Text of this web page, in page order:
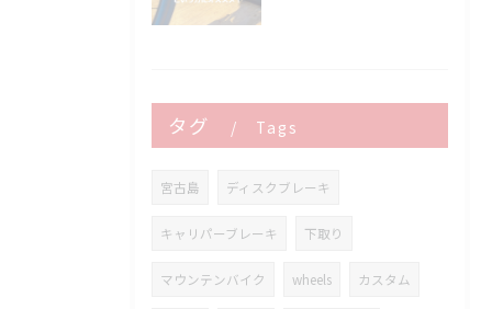
タグ Tags
宮古島 ディスクブレーキ
キャリパーブレーキ 下取り
マウンテンバイク wheels カスタム